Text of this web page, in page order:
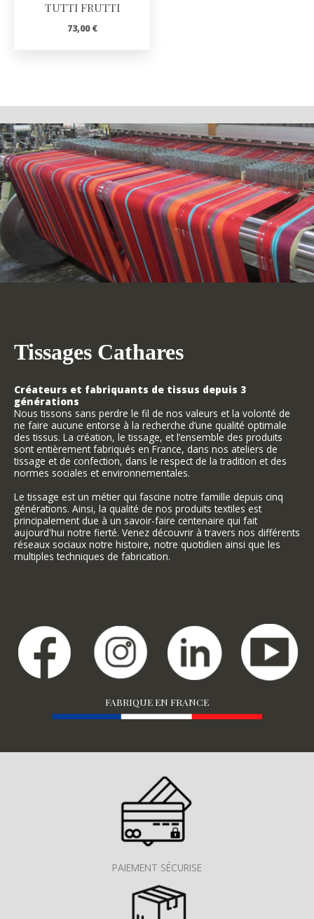
TUTTI FRUTTI
73,00€
Tissages Cathares
Créateurs et fabriquants de tissus depuis 3
générations
Nous tissons sans perdre le fil de nos valeurs et la volonté de
ne faire aucune entorse à la recherche d’une qualité optimale
des tissus. La création, le tissage, et l’ensemble des produits
sont entièrement fabriqués en France, dans nos ateliers de
tissage et de confection, dans le respect de la tradition et des
normes sociales et environnementales.
Le tissage est un métier qui fascine notre famille depuis cinq
générations. Ainsi, la qualité de nos produits textiles est
principalement due à un savoir-faire centenaire qui fait
aujourd'hui notre fierté. Venez découvrir à travers nos différents
réseaux sociaux notre histoire, notre quotidien ainsi que les
multiples techniques de fabrication.
FABRIQUE EN FRANCE
PAIEMENT SÉCURISE